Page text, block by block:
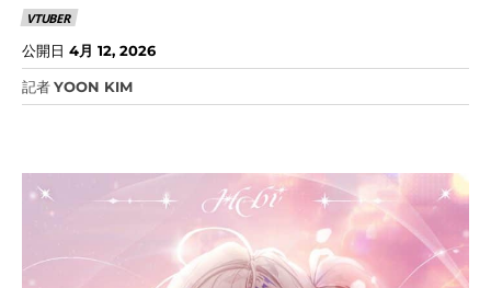
VTUBER
公開日 4月 12, 2026
記者YOON KIM